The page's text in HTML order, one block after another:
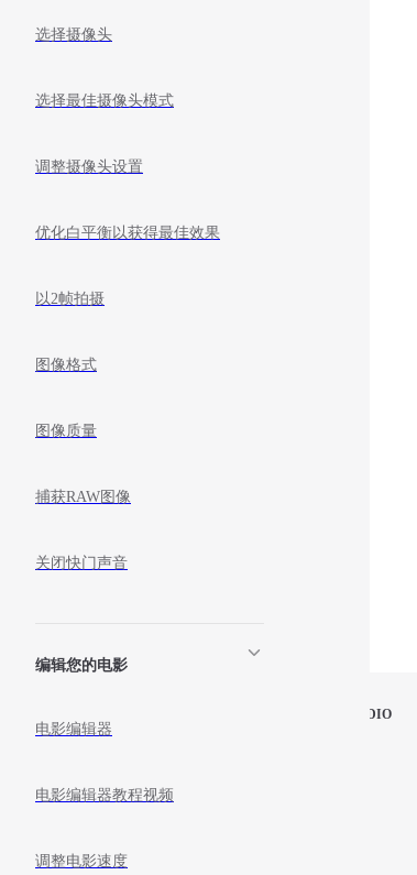
选择摄像头
选择最佳摄像头模式
调整摄像头设置
优化白平衡以获得最佳效果
以2帧拍摄
图像格式
图像质量
捕获RAW图像
关闭快门声音
编辑您的电影
电影编辑器
电影编辑器教程视频
调整电影速度
STOP MOTION STUDIO